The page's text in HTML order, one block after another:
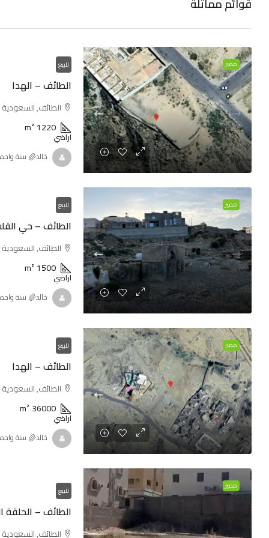
مميز للبيع
الطائف – الهدا
الطائف, السعودية
1220
m²
اراضي
خالد ‏سنة
مميز للبيع
الطائف – حي
الطائف, السعودية
1500
m²
اراضي
خالد ‏سنة
مميز للبيع
الطائف – الهدا
الطائف, السعودية
36000
m²
اراضي
خالد ‏سنة
مميز للبيع
الطائف – الحلقة
الطائف, السعودية